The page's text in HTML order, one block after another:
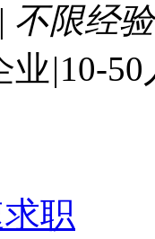
| 不限经验
业|10-50
职